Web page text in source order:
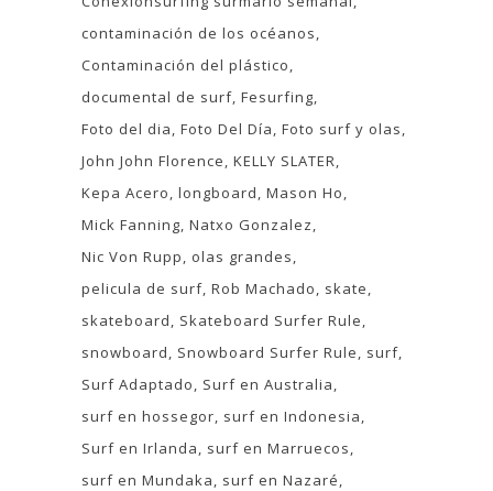
contaminación de los océanos
Contaminación del plástico
documental de surf Fesurfing
Foto del dia Foto Del Día Foto surf y olas
John John Florence KELLY SLATER
Kepa Acero longboard Mason Ho
Mick Fanning Natxo Gonzalez
Nic Von Rupp
olas grandes
pelicula de surf Rob Machado
skate
skateboard
Skateboard Surfer Rule
snowboard
Snowboard Surfer Rule
surf
Surf Adaptado
Surf en Australia
surf en hossegor surf en Indonesia
Surf en Irlanda
surf en Marruecos
surf en Mundaka
surf en Nazaré